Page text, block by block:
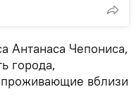
Антанаса Чепониса,
города,
вблизи